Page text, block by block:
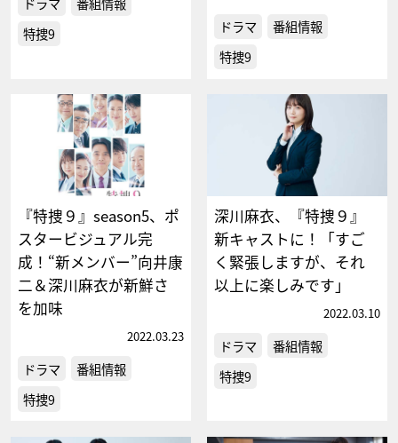
特捜9
ドラマ
番組情報
特捜9
『特捜９』season5、ポ
スタービジュアル完
成！“新メンバー”向井康
二＆深川麻衣が新鮮さ
を加味
2022.03.23
ドラマ
番組情報
特捜9
深川麻衣、『特捜９』
新キャストに！「すご
く緊張しますが、それ
以上に楽しみです」
2022.03.10
ドラマ
番組情報
特捜9